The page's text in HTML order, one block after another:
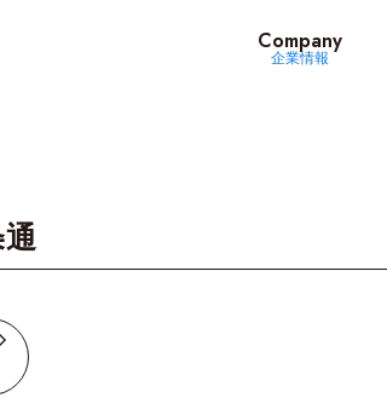
Company
企業情報